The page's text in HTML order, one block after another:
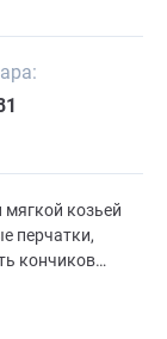
мягкой козьей
перчатки,
кончиков
удобная